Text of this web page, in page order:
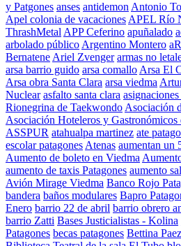
y Patgones anses antidemon Antonio
Apel colonia de vacaciones APEL Río
ThrashMetal APP Ceferino apuñalado
arbolado público Argentino Montero
Bernatene Ariel Zvenger armas no
arsa barrio guido arsa comallo Arsa El
Arsa obra Santa Clara arsa viedma
Nuclear asfalto santa clara
Rionegrina de Taekwondo Asociación
Asociación Hoteleros y
ASSPUR atahualpa martinez ate
escolar patagones Atenas aumentan un
Aumento de boleto en Viedma
aumento de taxis Patagones aumento
Avión Mirage Viedma Banco Rojo
bandera baños modulares Bapro
Enero barrio 22 de abril barrio obrero
barrio Zatti Bases Justicialistas - Kolina
Patagones becas patagones Bettina Paez